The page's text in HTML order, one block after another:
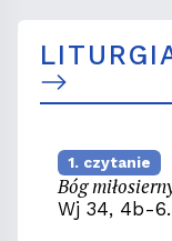
1. czytanie
Bóg
Wj 34, 4b-